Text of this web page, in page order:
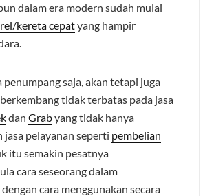
dalam era modern sudah mulai
kereta cepatyang hampir
saja, akan tetapi juga
tidak terbatas pada jasa
dan Grabyang tidak hanya
pelayanan seperti pembelian
itu semakin pesatnya
cara seseorang dalam
cara menggunakan secara